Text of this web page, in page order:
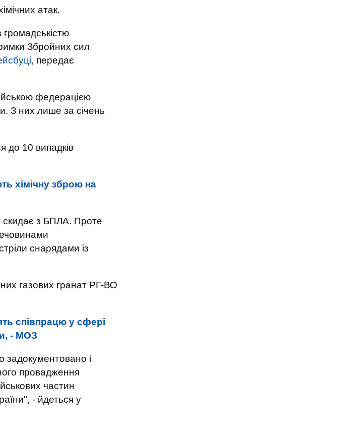
атак.
громадськістю
Збройних сил
, передає
федерацією
З них лише за січень
до 10 випадків
хімічну зброю на
скидає з БПЛА. Проте
снарядами із
газових гранат РГ-ВО
співпрацю у сфері
- МОЗ
задокументовано і
провадження
частин
- йдеться у